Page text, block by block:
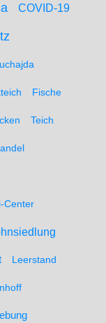
COVID-19
Fische
Teich
Center
Leerstand